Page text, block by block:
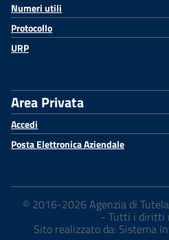
Numeri utili
Protocollo
URP
Area Privata
Accedi
Posta Elettronica Aziendale
© 2016-2026 Agenzia di
- Tutti i diritti
Sito realizzato da: Sistema